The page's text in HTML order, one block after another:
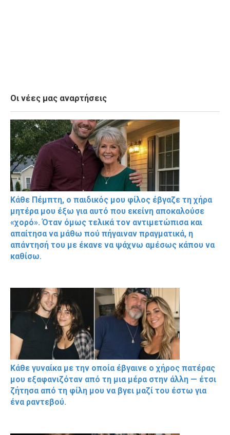
Οι νέες μας αναρτήσεις
Κάθε Πέμπτη, ο παιδικός μου φίλος έβγαζε τη χήρα
μητέρα μου έξω για αυτό που εκείνη αποκαλούσε
«χορό». Όταν όμως τελικά τον αντιμετώπισα και
απαίτησα να μάθω πού πήγαιναν πραγματικά, η
απάντησή του με έκανε να ψάχνω αμέσως κάπου να
καθίσω.
Κάθε γυναίκα με την οποία έβγαινε ο χήρος πατέρας
μου εξαφανιζόταν από τη μια μέρα στην άλλη — έτσι
ζήτησα από τη φίλη μου να βγει μαζί του έστω για
ένα ραντεβού.